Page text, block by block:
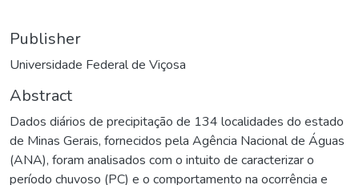
Publisher
Universidade Federal de Viçosa
Abstract
Dados diários de precipitação de 134 localidades do estado
de Minas Gerais, fornecidos pela Agência Nacional de Águas
(ANA), foram analisados com o intuito de caracterizar o
período chuvoso (PC) e o comportamento na ocorrência e